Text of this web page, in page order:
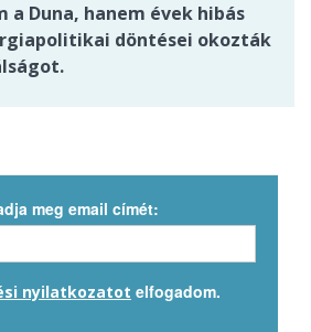
a Duna, hanem évek hibás
döntései okozták
meg email címét:
nyilatkozatot elfogadom.